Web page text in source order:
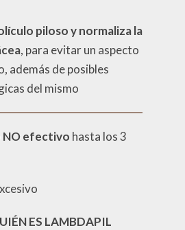
pilosoy normaliza la
, para evitar un aspecto
además de posibles
del mismo
NO efectivo hasta los 3
ES LAMBDAPIL